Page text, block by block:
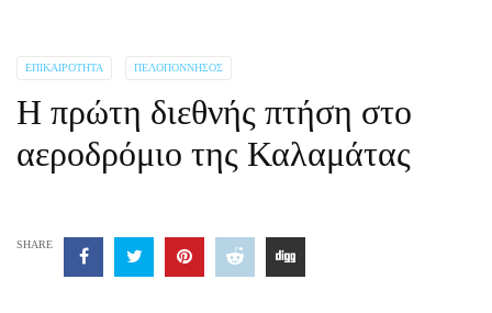
ΕΠΙΚΑΙΡΌΤΗΤΑ ΠΕΛΟΠΌΝΝΗΣΟΣ
Η πρώτη διεθνής πτήση στο
αεροδρόμιο της Καλαμάτας
SHARE